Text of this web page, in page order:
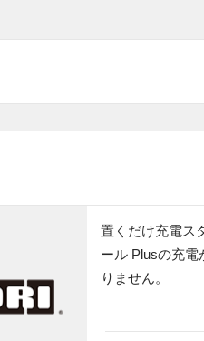
置くだけ充電ス
ール Plusの充電
りません。